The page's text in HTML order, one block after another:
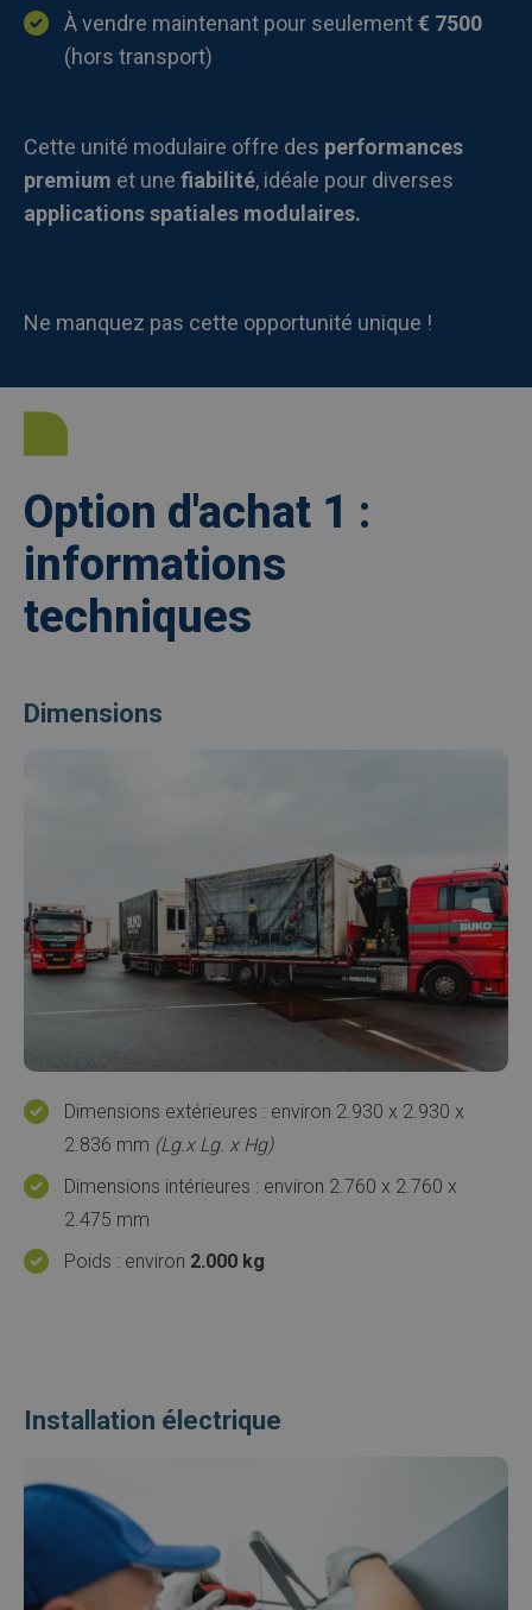
À vendre maintenant pour seulement€ 7500
(hors transport)
Cette unité modulaire offre des performances
premium et une fiabilité, idéale pour diverses
applications spatiales modulaires.
Ne manquez pas cette opportunité unique !
Option d'achat 1 :
informations
techniques
Dimensions
Dimensions extérieures : environ 2.930 x 2.930 x
2.836 mm (Lg.x Lg. x Hg)
Dimensions intérieures : environ 2.760 x 2.760 x
2.475 mm
Poids : environ 2.000 kg
Installation électrique